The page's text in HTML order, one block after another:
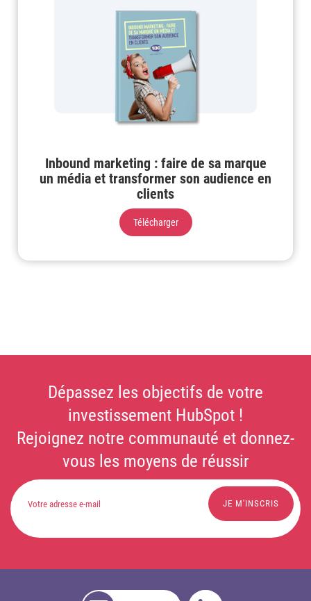
Inbound marketing : faire de sa marque
un média et transformer son audience en
clients
Télécharger
Dépassez les objectifs de votre
investissement HubSpot !
Rejoignez notre communauté et donnez-
vous les moyens de réussir